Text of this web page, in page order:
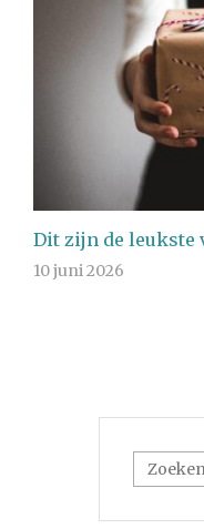
Dit zijn de leukste
10 juni 2026